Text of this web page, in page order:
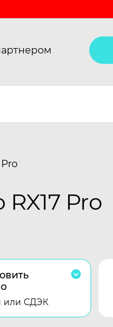
Pro
или СДЭК